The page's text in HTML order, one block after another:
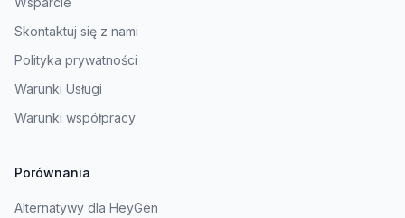
Skontaktuj się z nami
Polityka prywatności
Warunki Usługi
Warunki współpracy
Porównania
Alternatywy dla HeyGen